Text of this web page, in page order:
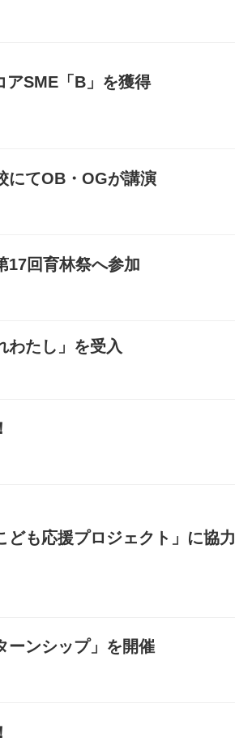
アSME「B」を獲得
にてOB・OGが講演
17回育林祭へ参加
わたし」を受入
ども応援プロジェクト」に協力
ーンシップ」を開催